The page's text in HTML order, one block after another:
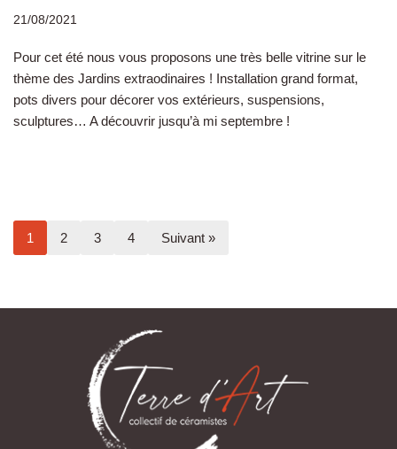
21/08/2021
Pour cet été nous vous proposons une très belle vitrine sur le
thème des Jardins extraodinaires ! Installation grand format,
pots divers pour décorer vos extérieurs, suspensions,
sculptures… A découvrir jusqu’à mi septembre !
1 2 3 4 Suivant »